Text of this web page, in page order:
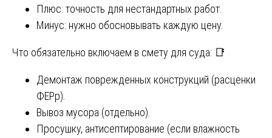
Плюс: точность для нестандартных работ.
Минус: нужно обосновывать каждую цену.
Что обязательно включаем в смету для суда: 📑
Демонтаж поврежденных конструкций (расценки
ФЕРр).
Вывоз мусора (отдельно).
Просушку, антисептирование (если влажность